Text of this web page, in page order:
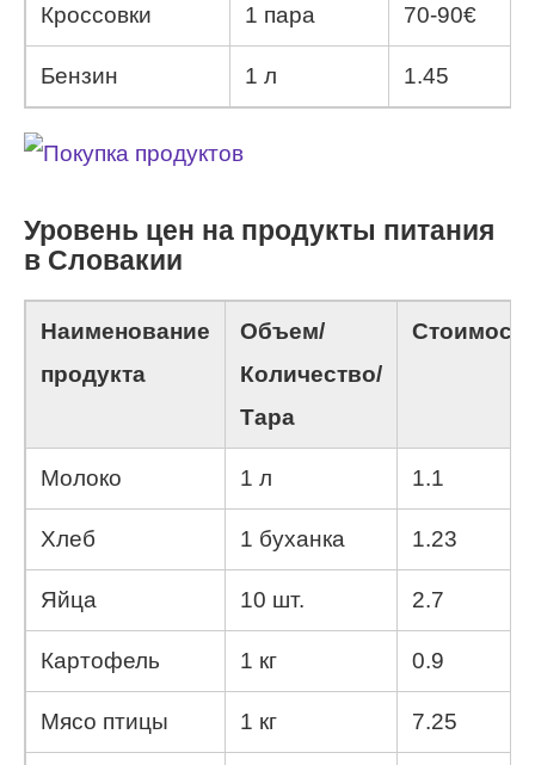
Кроссовки 1 пара 70-90€
Бензин 1 л 1.45
Уровень цен на продукты питания
в Словакии
Наименование
продукта
Объем/
Количество/
Тара
Молоко 1 л 1.1
Хлеб 1 буханка 1.23
Яйца 10 шт. 2.7
Картофель 1 кг 0.9
Мясо птицы 1 кг 7.25